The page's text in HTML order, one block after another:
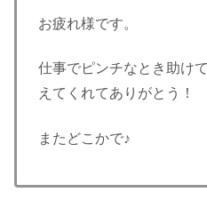
お疲れ様です。
仕事でピンチなとき助け
えてくれてありがとう！
またどこかで♪